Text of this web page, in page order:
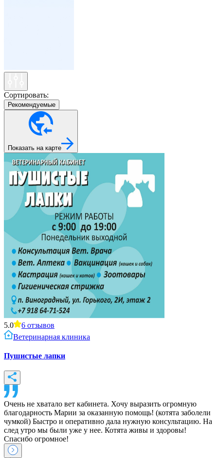
Сортировать:
Рекомендуемые
Показать на карте
5.0 6 отзывов
Ветеринарная клиника
Пушистые лапки
Очень не хватало вет кабинета. Хочу выразить огромную
благодарность Марии за оказанную помощь! (котята заболели
чумкой) Быстро и оперативно дала нужную консультацию. На
след утро мы были уже у нее. Котята живы и здоровы!
Спасибо огромное!